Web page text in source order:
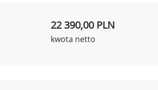
22 390,00 PLN
kwota netto